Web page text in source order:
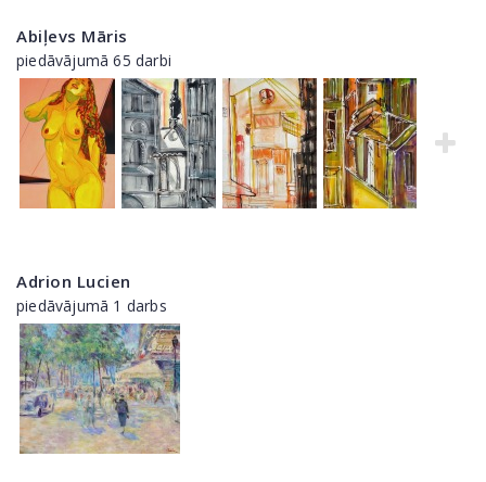
Abiļevs Māris
piedāvājumā 65 darbi
Adrion Lucien
piedāvājumā 1 darbs